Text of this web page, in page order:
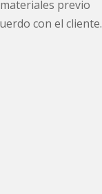
materiales previo
con el cliente.